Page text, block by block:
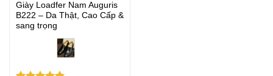
Giày Loadfer Nam Auguris
B222 – Da Thật, Cao Cấp &
sang trọng